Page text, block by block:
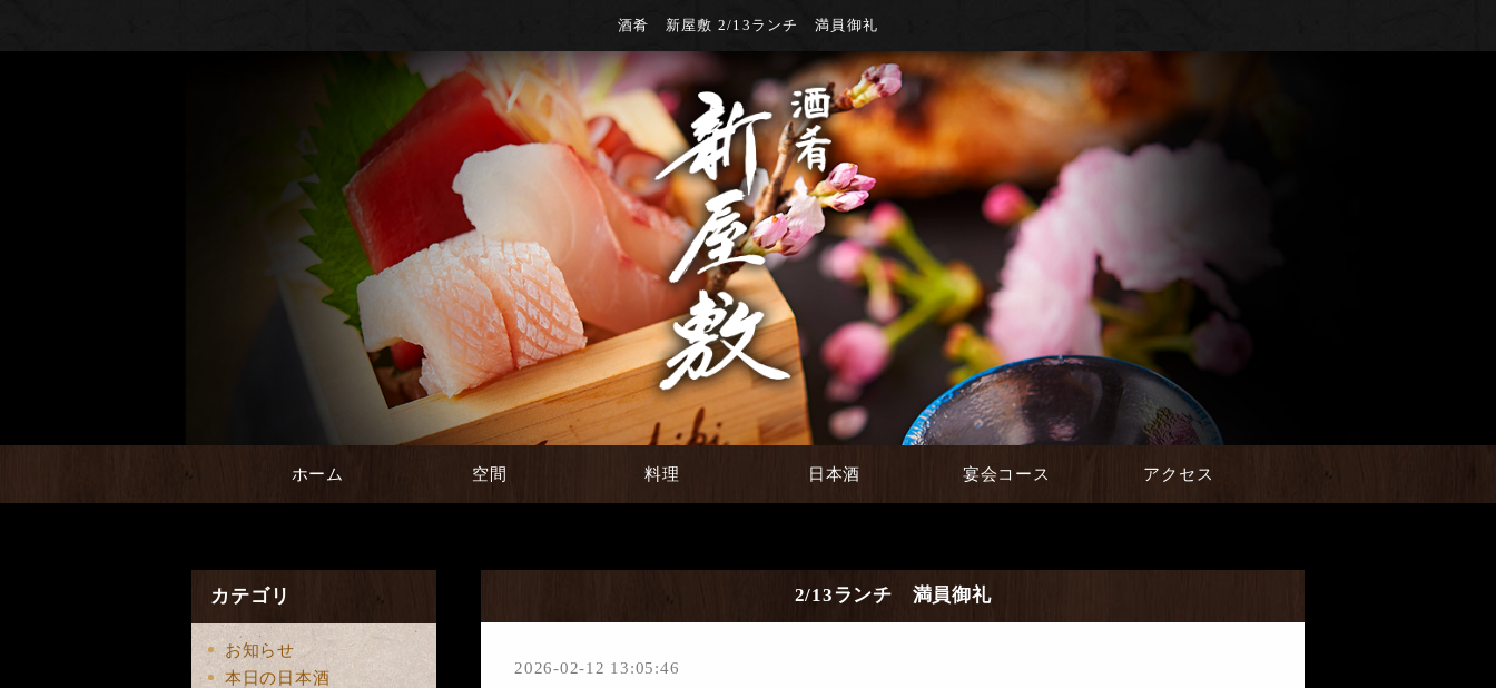
酒肴 新屋敷 2/13ランチ 満員御礼
ホーム 空間 料理 日本酒 宴会コース アクセス
カテゴリ
お知らせ
本日の日本酒
2/13ランチ 満員御礼
2026-02-12 13:05:46